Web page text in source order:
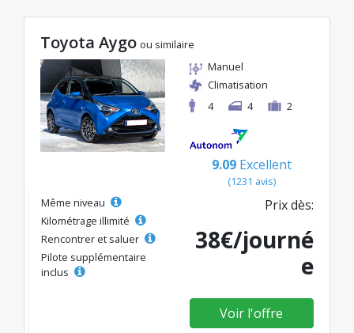
dans la catégorie sélectionnée, avec des tarifs
avantageux débutant à seulement 38€/jour.
Toyota Aygo ou similaire
Manuel
Climatisation
4
4 2
9.09 Excellent
(1231 avis)
Même niveau
Kilométrage illimité
Rencontrer et saluer
Pilote supplémentaire
inclus
Prix dès:
38€/journé
e
Voir l'offre